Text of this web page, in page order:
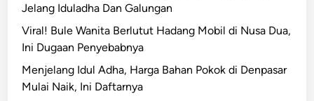
Jelang Iduladha Dan Galungan
Viral! Bule Wanita Berlutut Hadang Mobil di Nusa Dua,
Ini Dugaan Penyebabnya
Menjelang Idul Adha, Harga Bahan Pokok di Denpasar
Mulai Naik, Ini Daftarnya